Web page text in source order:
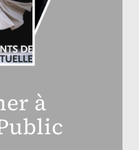
à